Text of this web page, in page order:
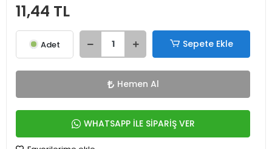
11,44 TL
Adet Sepete Ekle
Hemen Al
WHATSAPP İLE SİPARİŞ VER